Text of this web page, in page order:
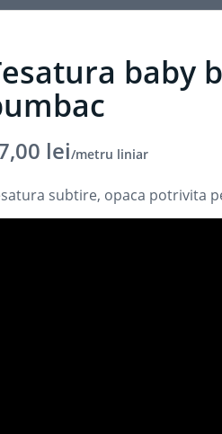
baby
lei/metru liniar
subtire, opaca potrivita